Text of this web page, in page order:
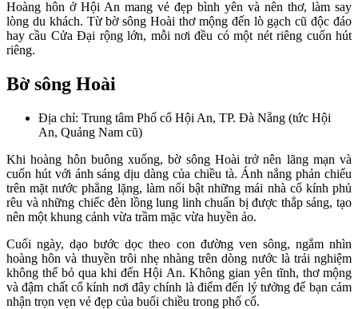
Hoàng hôn ở Hội An mang vẻ đẹp bình yên và nên thơ, làm say
lòng du khách. Từ bờ sông Hoài thơ mộng đến lò gạch cũ độc đáo
hay cầu Cửa Đại rộng lớn, mỗi nơi đều có một nét riêng cuốn hút
riêng.
Bờ sông Hoài
Địa chỉ: Trung tâm Phố cổ Hội An, TP. Đà Nẵng (tức Hội
An, Quảng Nam cũ)
Khi hoàng hôn buông xuống, bờ sông Hoài trở nên lãng mạn và
cuốn hút với ánh sáng dịu dàng của chiều tà. Ánh nắng phản chiếu
trên mặt nước phẳng lặng, làm nổi bật những mái nhà cổ kính phủ
rêu và những chiếc đèn lồng lung linh chuẩn bị được thắp sáng, tạo
nên một khung cảnh vừa trầm mặc vừa huyền ảo.
Cuối ngày, dạo bước dọc theo con đường ven sông, ngắm nhìn
hoàng hôn và thuyền trôi nhẹ nhàng trên dòng nước là trải nghiệm
không thể bỏ qua khi đến Hội An. Không gian yên tĩnh, thơ mộng
và đậm chất cổ kính nơi đây chính là điểm đến lý tưởng để bạn cảm
nhận trọn vẹn vẻ đẹp của buổi chiều trong phố cổ.